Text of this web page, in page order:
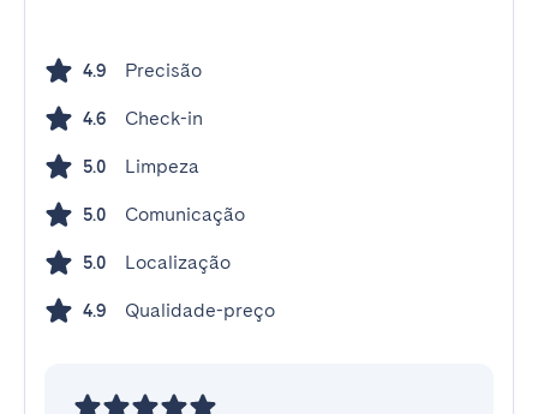
4.9 Precisão
4.6 Check-in
5.0 Limpeza
5.0 Comunicação
5.0 Localização
4.9 Qualidade-preço